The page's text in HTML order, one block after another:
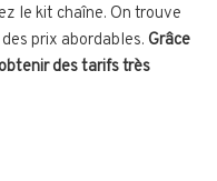
le kit chaîne. On trouve
prix abordables. Grâce
des tarifs très